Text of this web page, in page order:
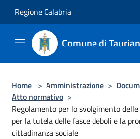
Regione Calabria
Comune di
Home > Amministrazione >
Atto normativo >
Regolamento per lo svolgimento
per la tutela delle fasce deboli e la
cittadinanza sociale